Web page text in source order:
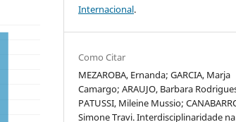
Internacional.
Como Citar
MEZAROBA, Ernanda; GARCIA, Marja
Camargo; ARAUJO, Barbara
PATUSSI, Mileine Mussio;
Simone Travi. Interdisciplinaridade na